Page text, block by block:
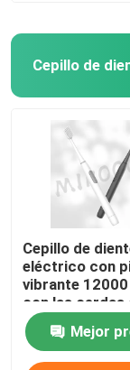
Cepillo de
Cepillo de
eléctrico con
vibrante 12000
con las cerdas
Pont
Mejor